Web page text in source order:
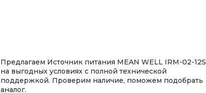
Предлагаем Источник питания MEAN WELL IRM-02-12S
на выгодных условиях с полной технической
поддержкой. Проверим наличие, поможем подобрать
аналог.